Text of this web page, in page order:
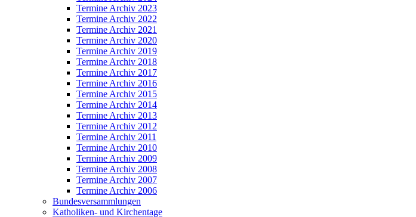
Termine Archiv 2023
Termine Archiv 2022
Termine Archiv 2021
Termine Archiv 2020
Termine Archiv 2019
Termine Archiv 2018
Termine Archiv 2017
Termine Archiv 2016
Termine Archiv 2015
Termine Archiv 2014
Termine Archiv 2013
Termine Archiv 2012
Termine Archiv 2011
Termine Archiv 2010
Termine Archiv 2009
Termine Archiv 2008
Termine Archiv 2007
Termine Archiv 2006
Bundesversammlungen
Katholiken- und Kirchentage